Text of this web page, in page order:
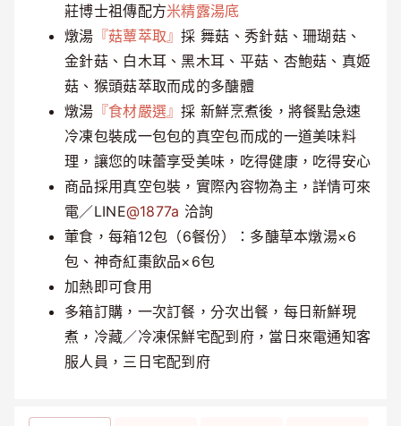
莊博士祖傳配方米精露湯底
燉湯 『菇蕈萃取』採 舞菇、秀針菇、珊瑚菇、
金針菇、白木耳、黑木耳、平菇、杏鮑菇、真姬
菇、猴頭菇萃取而成的多醣體
燉湯 『食材嚴選』採 新鮮烹煮後，將餐點急速
冷凍包裝成一包包的真空包而成的一道美味料
理，讓您的味蕾享受美味，吃得健康，吃得安心
商品採用真空包裝，實際內容物為主，詳情可來
電／LINE@1877a 洽詢
葷食，每箱12包（6餐份）：多醣草本燉湯×6
包、神奇紅棗飲品×6包
加熱即可食用
多箱訂購，一次訂餐，分次出餐，每日新鮮現
煮，冷藏／冷凍保鮮宅配到府，當日來電通知客
服人員，三日宅配到府